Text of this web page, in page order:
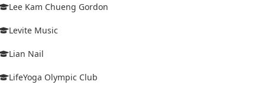
Lee Kam Chueng Gordon
Levite Music
Lian Nail
LifeYoga Olympic Club